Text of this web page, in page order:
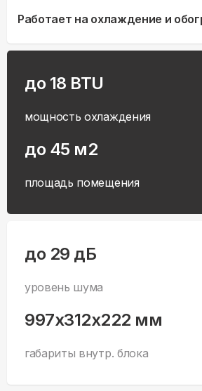
Работает на охлаждение и
до 18 BTU
мощность охлаждения
до 45 м2
площадь помещения
до 29 дБ
уровень шума
997x312x222 мм
габариты внутр. блока